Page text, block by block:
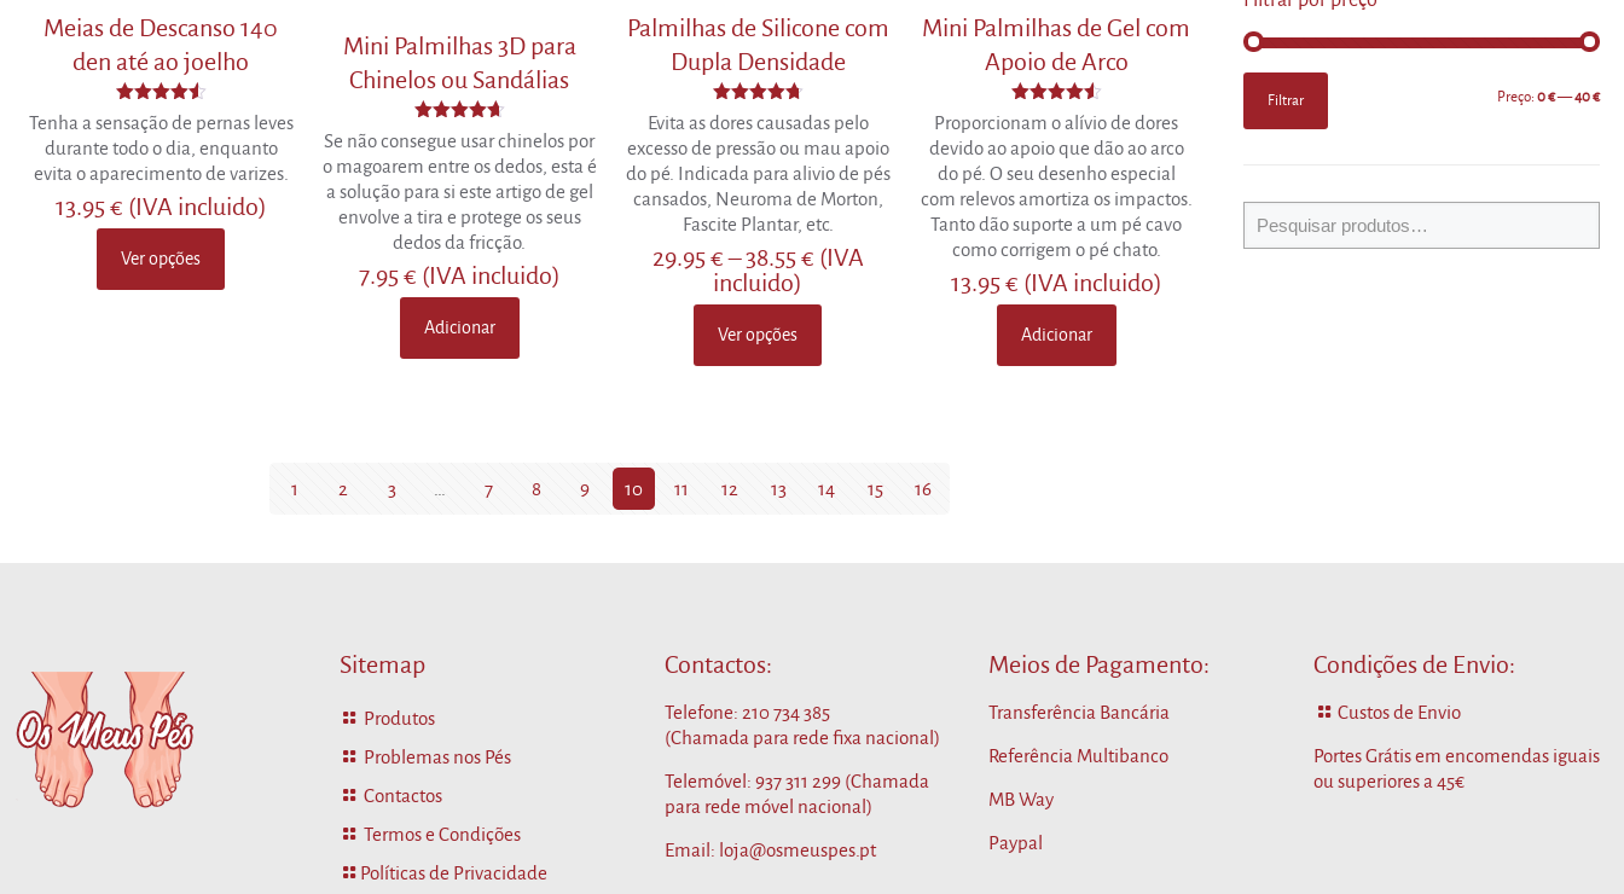
Meias de Descanso 140
den até ao joelho
Avaliação
4.50
de 5
Tenha a sensação de pernas leves
durante todo o dia, enquanto
evita o aparecimento de varizes.
13.95€ (IVA incluido)
Ver opções
This
product
Mini Palmilhas 3D para
Chinelos ou Sandálias
Avaliação
4.67
de 5
Se não consegue usar chinelos por
o magoarem entre os dedos, esta é
a solução para si este artigo de gel
envolve a tira e protege os seus
dedos da fricção.
7.95€ (IVA incluido)
Adicionar
Palmilhas de Silicone com
Dupla Densidade
Avaliação
4.73
de 5
Evita as dores causadas pelo
excesso de pressão ou mau apoio
do pé. Indicada para alivio de pés
cansados, Neuroma de Morton,
Fascite Plantar, etc.
29.95€ –38.55€Price
29.95 €
38.55 €
(IVA
incluido)
Ver opções
This
product
options
page
Mini Palmilhas de Gel com
Apoio de Arco
Avaliação
4.50
de 5
Proporcionam o alívio de dores
devido ao apoio que dão ao arco
do pé. O seu desenho especial
com relevos amortiza os impactos.
Tanto dão suporte a um pé cavo
como corrigem o pé chato.
13.95€ (IVA incluido)
Adicionar
1 2 3 7 8 9 10 11 12 13 14 15 16
mínimo
máximo
Filtrar Preço: 0 €—40 €
Sitemap
Produtos
Problemas nos Pés
Contactos
Termos e Condições
Políticas de Privacidade
Contactos:
Telefone: 210 734 385
(Chamada para rede fixa nacional)
Telemóvel: 937 311 299(Chamada
para rede móvel nacional)
Email: loja@osmeuspes.pt
Meios de Pagamento:
Transferência Bancária
Referência Multibanco
MB Way
Paypal
Condições de Envio:
Custos de Envio
Portes Grátis em encomendas iguais
ou superiores a 45€